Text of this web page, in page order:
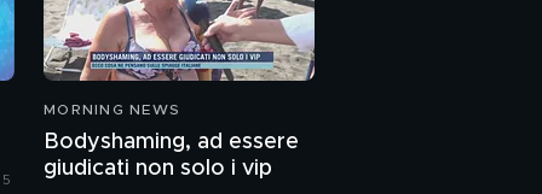
MORNING NEWS
Bodyshaming, ad essere
giudicati non solo i vip